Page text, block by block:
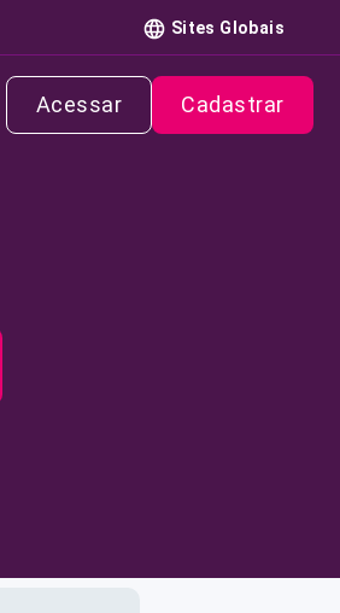
Sites Globais
Acessar Cadastrar